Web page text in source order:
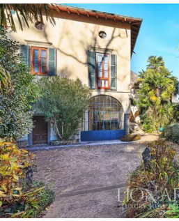
Toda la propiedad está
delimitador que encierra un
terracota y grava en la parte
en la parte trasera del edificio
botánico con plantas raras y
pintorescos senderos
por A lo largo de dos
por muros de piedra y
cascadas.